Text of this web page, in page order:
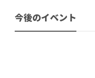
今後のイベント